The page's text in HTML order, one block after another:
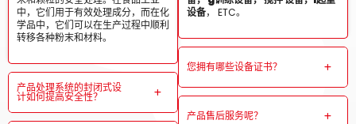
中，它们用于有效处理成分，而在化
学品中，它们可以在生产过程中顺利
转移各种粉末和材料。
产品处理系统的封闭式设
计如何提高安全性？
设备， ETC。
您拥有哪些设备证书？
产品售后服务呢？